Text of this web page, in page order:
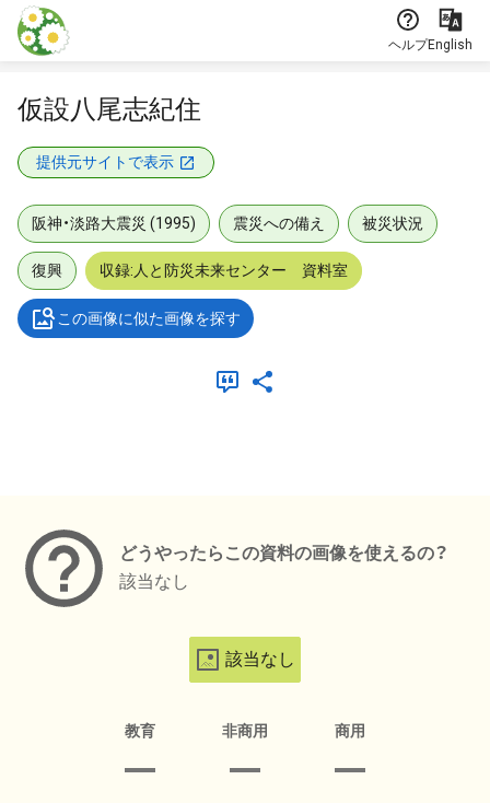
本文に飛ぶ
ヘルプEnglish
仮設八尾志紀住
提供元サイトで表示
阪神・淡路大震災 (1995) 震災への備え 被災状況
復興 収録:人と防災未来センター 資料室
この画像に似た画像を探す
どうやったらこの資料の画像を使えるの？
該当なし
該当なし
教育 非商用 商用